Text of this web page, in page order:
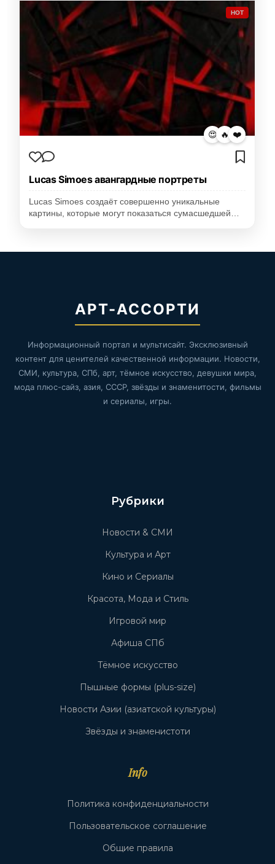
HOT
😍 🔥 ❤️
Lucas Simoes авангардные портреты
Lucas Simoes создаёт совершенно уникальные
картины, которые могут показаться сумасшедшей…
АРТ-АССОРТИ
Информационный портал и мультисайт. Эксклюзивный
контент для ценителей качественной информации. Новости,
СМИ, культура, СПб, арт, тёмное искусство, девушки мира,
мода плюс-сайз, азия, СССР, звёзды и знаменитости, фильмы
и сериалы, игры.
Рубрики
Новости & СМИ
Культура и Арт
Кино и Сериалы
Красота, Мода и Стиль
Игровой мир
Афиша СПб
Тёмное искусство
Пышные формы (plus-size)
Новости Азии (азиатской культуры)
Звёзды и знаменистоти
Info
Политика конфиденциальности
Пользовательское соглашение
Общие правила